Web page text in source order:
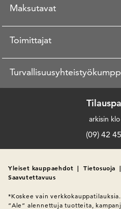
Maksutavat
Toimittajat
arkisin
(09) 42
Yleiset kauppaehdot | Tietosuoja |
Saavutettavuus
*Koskee vain
”Ale” alennettuja tuotteita,